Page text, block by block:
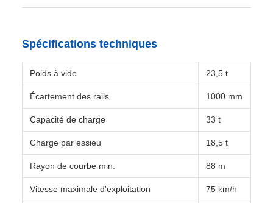
Spécifications techniques
Poids à vide 23,5 t
Écartement des rails 1000 mm
Capacité de charge 33 t
Charge par essieu 18,5 t
Rayon de courbe min. 88 m
Vitesse maximale d'exploitation 75 km/h